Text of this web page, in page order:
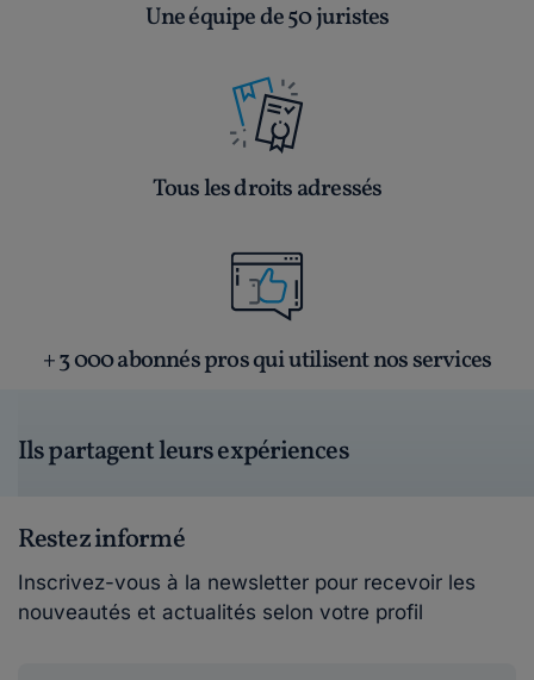
Une équipe de 50 juristes
Tous les droits adressés
+ 3 000 abonnés pros qui utilisent nos services
Ils partagent leurs expériences
Restez informé
Inscrivez-vous à la newsletter pour recevoir les
nouveautés et actualités selon votre profil